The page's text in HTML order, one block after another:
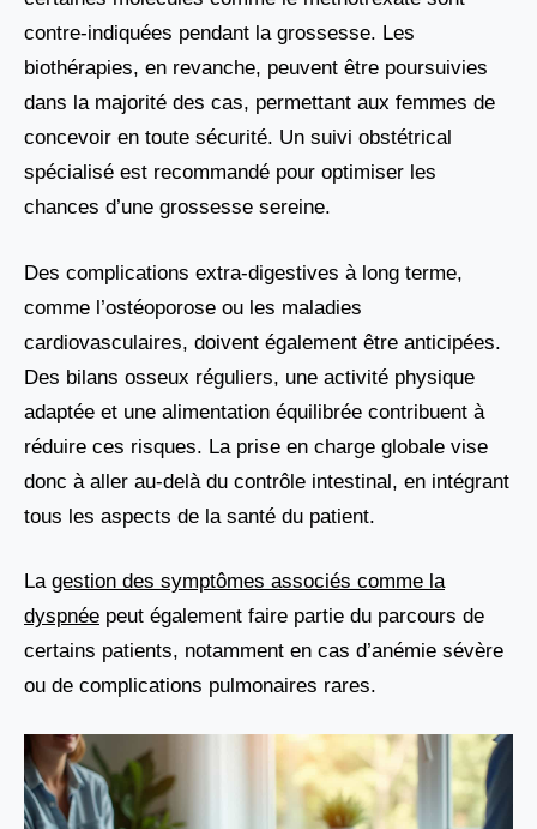
contre-indiquées pendant la grossesse. Les
biothérapies, en revanche, peuvent être poursuivies
dans la majorité des cas, permettant aux femmes de
concevoir en toute sécurité. Un suivi obstétrical
spécialisé est recommandé pour optimiser les
chances d’une grossesse sereine.
Des complications extra-digestives à long terme,
comme l’ostéoporose ou les maladies
cardiovasculaires, doivent également être anticipées.
Des bilans osseux réguliers, une activité physique
adaptée et une alimentation équilibrée contribuent à
réduire ces risques. La prise en charge globale vise
donc à aller au-delà du contrôle intestinal, en intégrant
tous les aspects de la santé du patient.
La gestion des symptômes associés comme la
dyspnée peut également faire partie du parcours de
certains patients, notamment en cas d’anémie sévère
ou de complications pulmonaires rares.